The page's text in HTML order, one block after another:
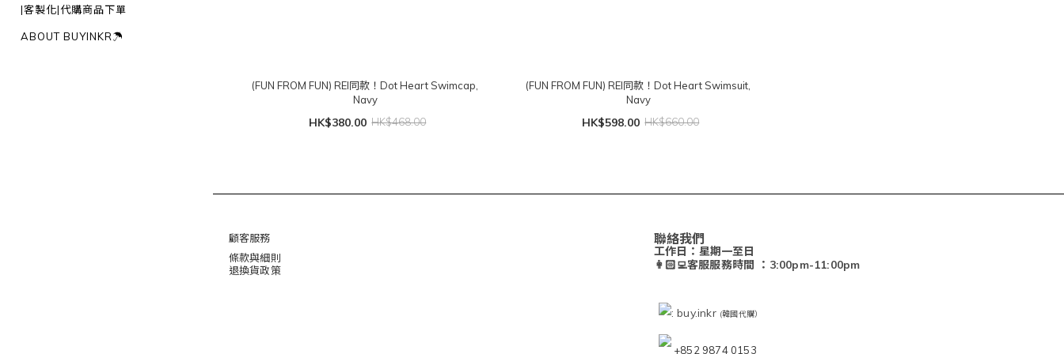
|客製化|代購商品下單
ABOUT BUYINKR☂︎
(FUN FROM FUN) REI同款！Dot Heart Swimcap,
Navy
HK$380.00 HK$468.00
(FUN FROM FUN) REI同款！Dot Heart Swimsuit,
Navy
HK$598.00 HK$660.00
顧客服務
條款與細則
退換貨政策
聯絡我們
工作日：星期一至日
👩🏻‍💻客服服務時間 ：3:00pm-11:00pm
: buy.inkr (韓國代購）
+852 9874 0153